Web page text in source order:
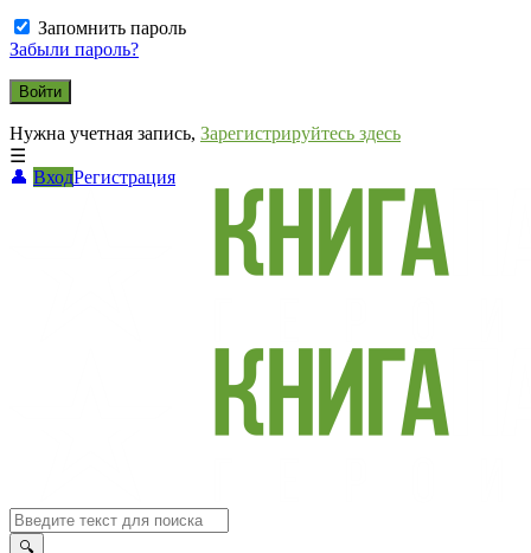
Запомнить пароль
Забыли пароль?
Нужна учетная запись, Зарегистрируйтесь здесь
ВходРегистрация